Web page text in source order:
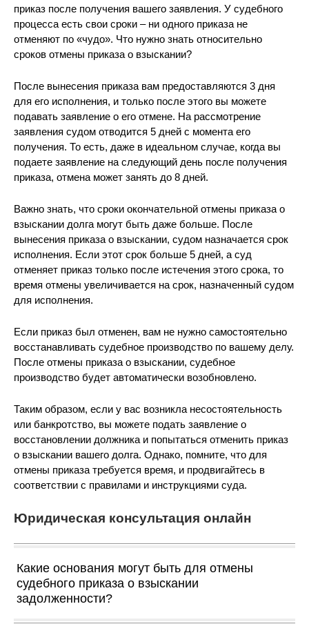
приказ после получения вашего заявления. У судебного
процесса есть свои сроки – ни одного приказа не
отменяют по «чудо». Что нужно знать относительно
сроков отмены приказа о взыскании?
После вынесения приказа вам предоставляются 3 дня
для его исполнения, и только после этого вы можете
подавать заявление о его отмене. На рассмотрение
заявления судом отводится 5 дней с момента его
получения. То есть, даже в идеальном случае, когда вы
подаете заявление на следующий день после получения
приказа, отмена может занять до 8 дней.
Важно знать, что сроки окончательной отмены приказа о
взыскании долга могут быть даже больше. После
вынесения приказа о взыскании, судом назначается срок
исполнения. Если этот срок больше 5 дней, а суд
отменяет приказ только после истечения этого срока, то
время отмены увеличивается на срок, назначенный судом
для исполнения.
Если приказ был отменен, вам не нужно самостоятельно
восстанавливать судебное производство по вашему делу.
После отмены приказа о взыскании, судебное
производство будет автоматически возобновлено.
Таким образом, если у вас возникла несостоятельность
или банкротство, вы можете подать заявление о
восстановлении должника и попытаться отменить приказ
о взыскании вашего долга. Однако, помните, что для
отмены приказа требуется время, и продвигайтесь в
соответствии с правилами и инструкциями суда.
Юридическая консультация онлайн
Какие основания могут быть для отмены
судебного приказа о взыскании
задолженности?